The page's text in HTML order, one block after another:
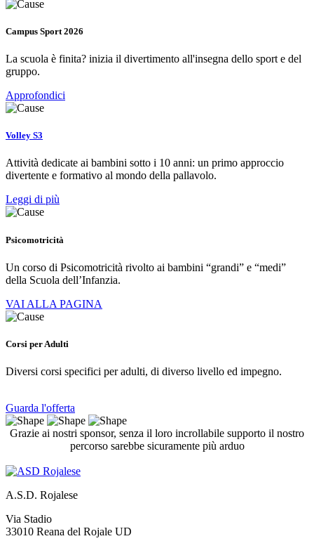
Campus Sport 2026
La scuola è finita? inizia il divertimento all'insegna dello sport e del
gruppo.
Approfondici
Volley S3
Attività dedicate ai bambini sotto i 10 anni: un primo approccio
divertente e formativo al mondo della pallavolo.
Leggi di più
Psicomotricità
Un corso di Psicomotricità rivolto ai bambini “grandi” e “medi”
della Scuola dell’Infanzia.
VAI ALLA PAGINA
Corsi per Adulti
Diversi corsi specifici per adulti, di diverso livello ed impegno.
Guarda l'offerta
Grazie ai nostri sponsor, senza il loro incrollabile supporto il nostro
percorso sarebbe sicuramente più arduo
A.S.D. Rojalese
Via Stadio
33010 Reana del Rojale UD